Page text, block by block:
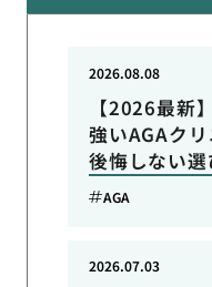
【2026最新
強いAGAク
後悔しない
2026.08.08
AGA
2026.07.03